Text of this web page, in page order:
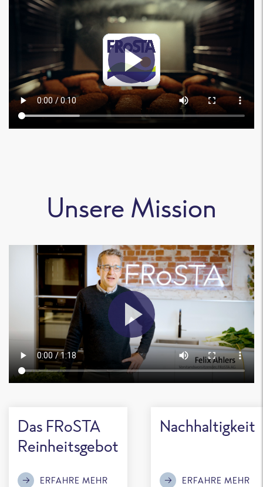
Unsere Mission
Das FRoSTA
Reinheitsgebot
ERFAHRE MEHR
Nachhaltigkeit
ERFAHRE MEHR